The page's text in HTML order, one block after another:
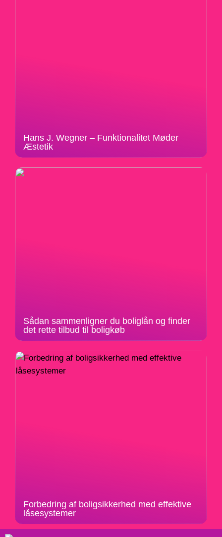
Hans J. Wegner – Funktionalitet Møder
Æstetik
Sådan sammenligner du boliglån og finder
det rette tilbud til boligkøb
Forbedring af boligsikkerhed med effektive
låsesystemer